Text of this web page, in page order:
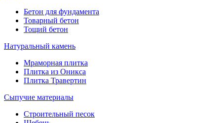
Бетон для фундамента
Товарный бетон
Тощий бетон
Натуральный камень
Мраморная плитка
Плитка из Оникса
Плитка Травертин
Сыпучие материалы
Строительный песок